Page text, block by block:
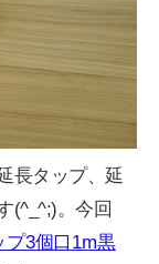
長タップ、延
(^_^;)。今回
3個口1m黒